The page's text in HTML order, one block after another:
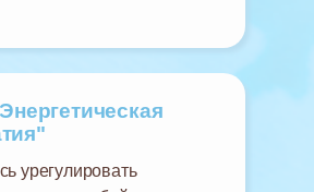
урегулировать